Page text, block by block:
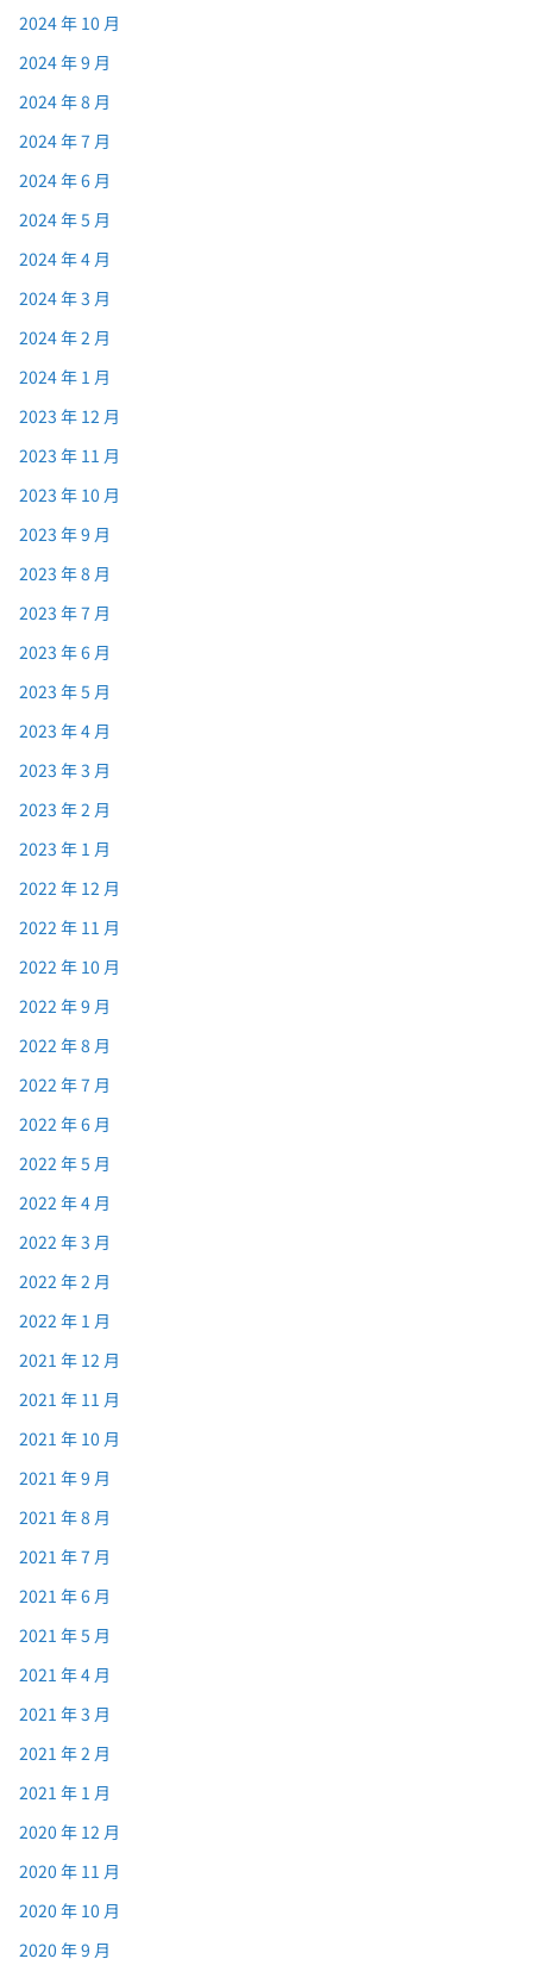
2024 年 10 月
2024 年 9 月
2024 年 8 月
2024 年 7 月
2024 年 6 月
2024 年 5 月
2024 年 4 月
2024 年 3 月
2024 年 2 月
2024 年 1 月
2023 年 12 月
2023 年 11 月
2023 年 10 月
2023 年 9 月
2023 年 8 月
2023 年 7 月
2023 年 6 月
2023 年 5 月
2023 年 4 月
2023 年 3 月
2023 年 2 月
2023 年 1 月
2022 年 12 月
2022 年 11 月
2022 年 10 月
2022 年 9 月
2022 年 8 月
2022 年 7 月
2022 年 6 月
2022 年 5 月
2022 年 4 月
2022 年 3 月
2022 年 2 月
2022 年 1 月
2021 年 12 月
2021 年 11 月
2021 年 10 月
2021 年 9 月
2021 年 8 月
2021 年 7 月
2021 年 6 月
2021 年 5 月
2021 年 4 月
2021 年 3 月
2021 年 2 月
2021 年 1 月
2020 年 12 月
2020 年 11 月
2020 年 10 月
2020 年 9 月